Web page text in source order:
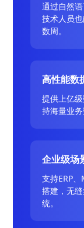
通过自然
技术人员
数周。
高性能数
提供上亿
持海量业务
企业级场
支持ERP
搭建，无
统。